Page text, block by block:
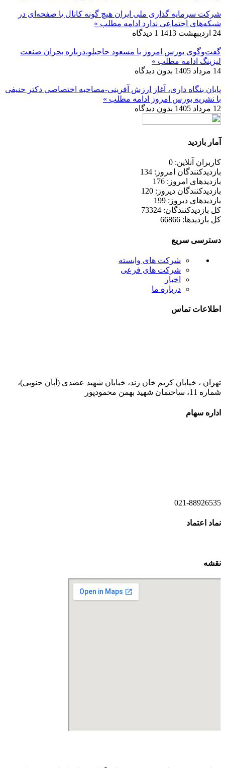
شرکت سرمایه گذاری ملی ایران هیچ گونه کانال یا صفحه‌ای در
شبکه‌های اجتماعی ندارد ادامه مطلب »
24 اردیبهشت 1413
1 دیدگاه
گفت‌وگوی بورس امروز با مسعود حاجیلو،درباره بحران صنعت
لیزینگ ادامه مطلب »
14 مرداد 1405
بدون دیدگاه
پایان بنگاه داری، آغاز ارزش آفرینی-مصاحبه اختصاصی دکتر حنیفی
با نشریه بورس امروز
ادامه مطلب »
12 مرداد 1405
بدون دیدگاه
آمار بازدید
کاربران آنلاین: 0
بازدیدکنندگان امروز: 134
بازدیدهای امروز: 176
بازدیدکنندگان دیروز: 120
بازدیدهای دیروز: 199
کل بازدیدکنند‌گان: 73324
کل بازدیدها: 66866
دسترسی سریع
شرکت های وابسته
شرکت های فرعی
اخبار
درباره ما
اطلاعات تماس
تهران ، خیابان کریم خان زند، خیابان شهید عضدی (آبان جنوبی)،
شماره 11، ساختمان شهید بهمن محمودپور
اداره سهام
021-88926535
نماد اعتماد
نقشه